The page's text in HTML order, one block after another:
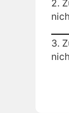
2.
3.